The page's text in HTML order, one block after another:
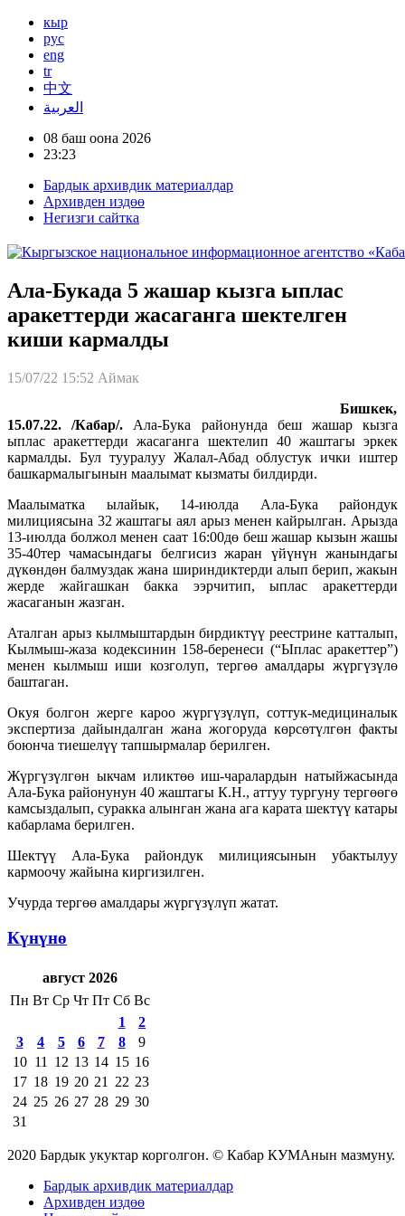
кыр
рус
eng
tr
中文
العربية
08 баш оона 2026
23:23
Бардык архивдик материалдар
Архивден издөө
Негизги сайтка
Ала-Букада 5 жашар кызга ыплас
аракеттерди жасаганга шектелген
киши кармалды
15/07/22 15:52 Аймак
Бишкек,
15.07.22. /Кабар/. Ала-Бука районунда беш жашар кызга
ыплас аракеттерди жасаганга шектелип 40 жаштагы эркек
кармалды. Бул тууралуу Жалал-Абад облустук ички иштер
башкармалыгынын маалымат кызматы билдирди.
Маалыматка ылайык, 14-июлда Ала-Бука райондук
милициясына 32 жаштагы аял арыз менен кайрылган. Арызда
13-июлда болжол менен саат 16:00дө беш жашар кызын жашы
35-40тер чамасындагы белгисиз жаран үйүнүн жанындагы
дүкөндөн балмуздак жана шириндиктерди алып берип, жакын
жерде жайгашкан бакка ээрчитип, ыплас аракеттерди
жасаганын жазган.
Аталган арыз кылмыштардын бирдиктүү реестрине катталып,
Кылмыш-жаза кодексинин 158-беренеси (“Ыплас аракеттер”)
менен кылмыш иши козголуп, тергөө амалдары жүргүзүлө
баштаган.
Окуя болгон жерге кароо жүргүзүлүп, соттук-медициналык
экспертиза дайындалган жана жогоруда көрсөтүлгөн факты
боюнча тиешелүү тапшырмалар берилген.
Жүргүзүлгөн ыкчам иликтөө иш-чаралардын натыйжасында
Ала-Бука районунун 40 жаштагы К.Н., аттуу тургуну тергөөгө
камсыздалып, суракка алынган жана ага карата шектүү катары
кабарлама берилген.
Шектүү Ала-Бука райондук милициясынын убактылуу
кармоочу жайына киргизилген.
Учурда тергөө амалдары жүргүзүлүп жатат.
Күнүнө
август 2026
Пн Вт Ср Чт Пт Сб Вс
1
2
3
4 5 6 7 8
9
10 11 12 13 14 15 16
17 18 19 20 21 22 23
24 25 26 27 28 29 30
31
2020 Бардык укуктар корголгон. © Кабар КУМАнын мазмуну.
Бардык архивдик материалдар
Архивден издөө